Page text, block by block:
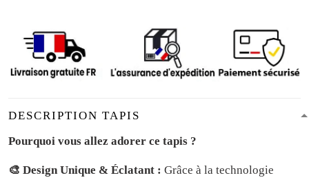
DESCRIPTION TAPIS
Pourquoi vous allez adorer ce tapis ?
🎨 Design Unique & Éclatant : Grâce à la technologie